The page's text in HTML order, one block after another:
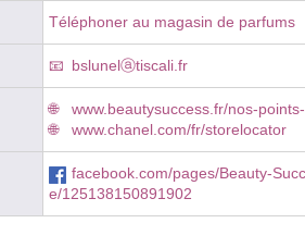
Téléphoner au magasin de parfums
bslunelⓐtiscali.fr
www.beautysuccess.fr/nos-
www.chanel.com/fr/storelocator
facebook.com/pages/Beauty-
e/125138150891902